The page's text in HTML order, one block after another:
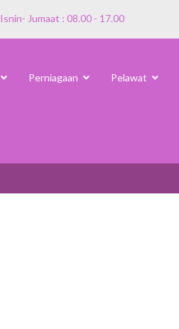
Isnin- Jumaat : 08.00 - 17.00
Perniagaan Pelawat